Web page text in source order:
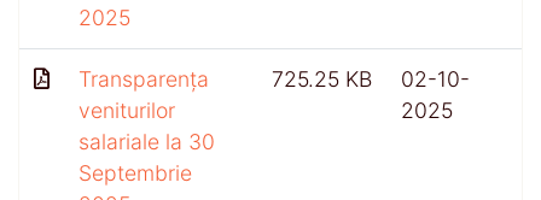
2025
Transparența
veniturilor
salariale la 30
Septembrie
725.25 KB
02-10-
2025